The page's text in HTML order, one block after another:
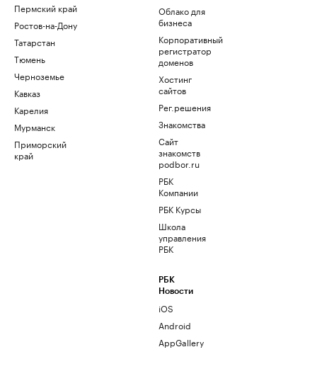
Пермский край
Ростов-на-Дону
Татарстан
Тюмень
Черноземье
Кавказ
Карелия
Мурманск
Приморский
край
Облако для
бизнеса
Корпоративный
регистратор
доменов
Хостинг
сайтов
Рег.решения
Знакомства
Сайт
знакомств
podbor.ru
РБК
Компании
РБК Курсы
Школа
управления
РБК
РБК
Новости
iOS
Android
AppGallery